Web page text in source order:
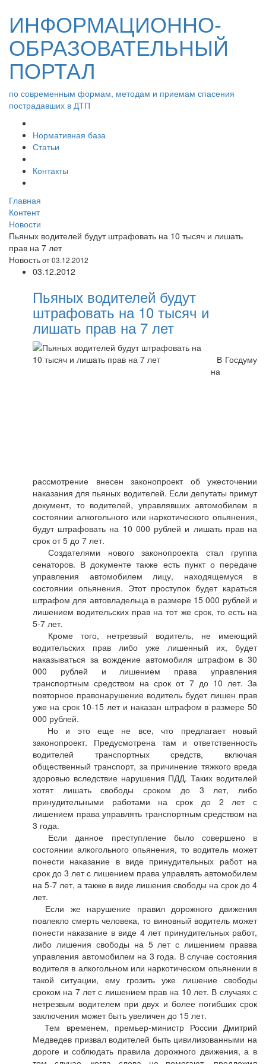
ИНФОРМАЦИОННО-
ОБРАЗОВАТЕЛЬНЫЙ
ПОРТАЛ
по современным формам, методам и приемам спасения
пострадавших в ДТП
Нормативная база
Статьи
Контакты
Главная
Контент
Новости
Пьяных водителей будут штрафовать на 10 тысяч и лишать
прав на 7 лет
Новостьот 03.12.2012
03.12.2012
Пьяных водителей будут
штрафовать на 10 тысяч и
лишать прав на 7 лет
В Госдуму
на
рассмотрение внесен законопроект об ужесточении
наказания для пьяных водителей. Если депутаты примут
документ, то водителей, управлявших автомобилем в
состоянии алкогольного или наркотического опьянения,
будут штрафовать на 10 000 рублей и лишать прав на
срок от 5 до 7 лет.
Создателями нового законопроекта стал группа
сенаторов. В документе также есть пункт о передаче
управления автомобилем лицу, находящемуся в
состоянии опьянения. Этот проступок будет караться
штрафом для автовладельца в размере 15 000 рублей и
лишением водительских прав на тот же срок, то есть на
5-7 лет.
Кроме того, нетрезвый водитель, не имеющий
водительских прав либо уже лишенный их, будет
наказываться за вождение автомобиля штрафом в 30
000 рублей и лишением права управления
транспортным средством на срок от 7 до 10 лет. За
повторное правонарушение водитель будет лишен прав
уже на срок 10-15 лет и наказан штрафом в размере 50
000 рублей.
Но и это еще не все, что предлагает новый
законопроект. Предусмотрена там и ответственность
водителей транспортных средств, включая
общественный транспорт, за причинение тяжкого вреда
здоровью вследствие нарушения ПДД. Таких водителей
хотят лишать свободы сроком до 3 лет, либо
принудительными работами на срок до 2 лет с
лишением права управлять транспортным средством на
3 года.
Если данное преступление было совершено в
состоянии алкогольного опьянения, то водитель может
понести наказание в виде принудительных работ на
срок до 3 лет с лишением права управлять автомобилем
на 5-7 лет, а также в виде лишения свободы на срок до 4
лет.
Если же нарушение правил дорожного движения
повлекло смерть человека, то виновный водитель может
понести наказание в виде 4 лет принудительных работ,
либо лишения свободы на 5 лет с лишением правва
управления автомобилем на 3 года. В случае состояния
водителя в алкогольном или наркотическом опьянении в
такой ситуации, ему грозить уже лишение свободы
сроком на 7 лет с лишением прав на 10 лет. В случаях с
нетрезвым водителем при двух и более погибших срок
заключения может быть увеличен до 15 лет.
Тем временем, премьер-министр России Дмитрий
Медведев призвал водителей быть цивилизованными на
дороге и соблюдать правила дорожного движения, а в